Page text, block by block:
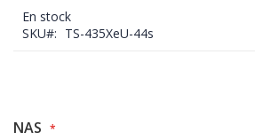
En stock
SKU
TS-435XeU-44s
NAS